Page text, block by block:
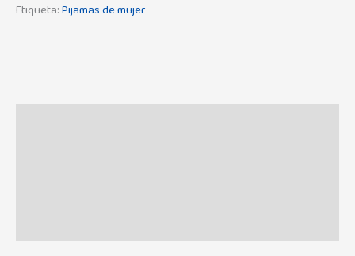
Etiqueta:Pijamas de mujer